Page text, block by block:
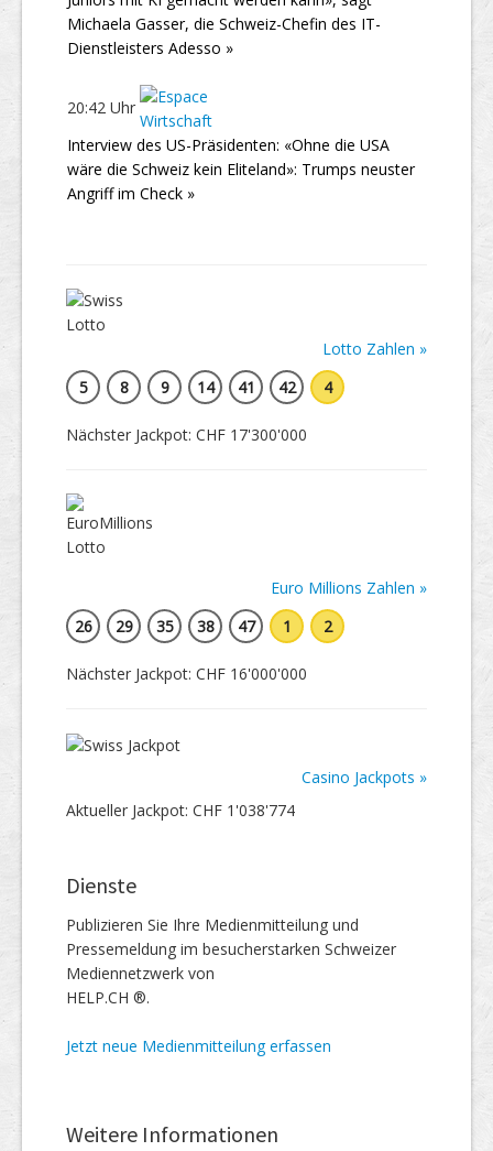
Michaela Gasser, die Schweiz-Chefin des IT-
Dienstleisters Adesso »
20:42 Uhr
Interview des US-Präsidenten: «Ohne die USA
wäre die Schweiz kein Eliteland»: Trumps neuster
Angriff im Check »
Lotto Zahlen »
5
8 9 14 41 42 4
Nächster Jackpot: CHF 17'300'000
Euro Millions Zahlen »
26
29 35 38 47 1 2
Nächster Jackpot: CHF 16'000'000
Casino Jackpots »
Aktueller Jackpot: CHF 1'038'774
Dienste
Publizieren Sie Ihre Medienmitteilung und
Pressemeldung im besucherstarken Schweizer
Mediennetzwerk von
HELP.CH ®.
Jetzt neue Medienmitteilung erfassen
Weitere Informationen